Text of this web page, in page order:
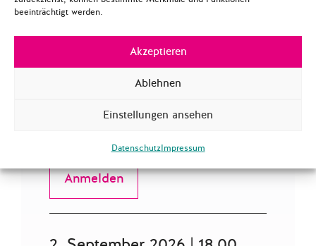
beeinträchtigt werden.
Akzeptieren
Ablehnen
Einstellungen ansehen
DatenschutzImpressum
Anmelden
CYBERSICHERHEIT
15. August 2026 | 19.30 Uhr
15 AUG | offenes
Programmtreffen
„Digitalisierung &
Cybersicherheit“: Digitale